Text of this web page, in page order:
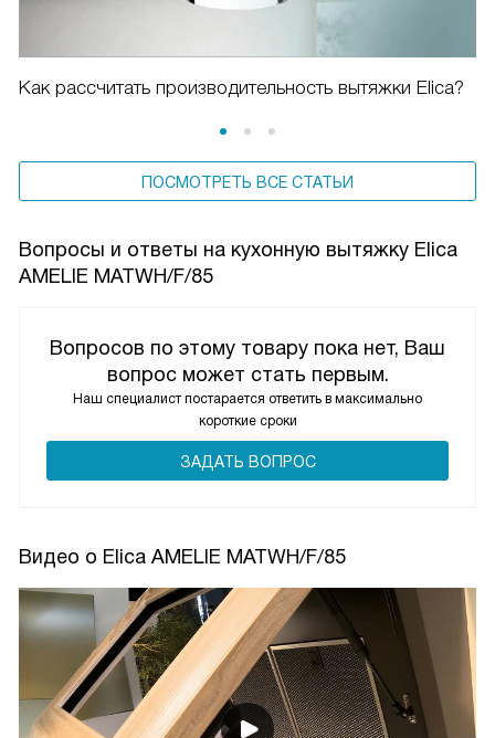
Как рассчитать производительность вытяжки Elica?
ПОСМОТРЕТЬ ВСЕ СТАТЬИ
Вопросы и ответы на кухонную вытяжку Elica
AMELIE MATWH/F/85
Вопросов по этому товару пока нет, Ваш
вопрос может стать первым.
Наш специалист постарается ответить в максимально
короткие сроки
ЗАДАТЬ ВОПРОС
Видео о Elica AMELIE MATWH/F/85